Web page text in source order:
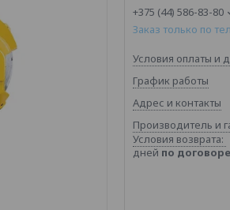
+375 (44) 586-83-80
Заказ только по
Условия оплаты и
График работы
Адрес и контакты
Производитель и
дней по